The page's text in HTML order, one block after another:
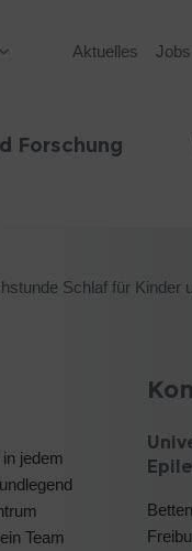
Aktuelles Jobs
Forschung
Schlaf für Kinder
jedem
Team